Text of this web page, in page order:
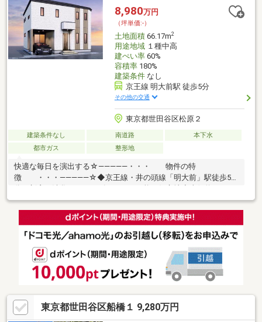
入・住替え等について分かりやすく解説したガイドブックをご希
望者様に【無料プレゼント】～弊社ホームページ～
https://wallmate.co.jp/～
8,980万円
（坪単価:-）
土地面積66.17m2
用途地域１種中高
建ぺい率60%
容積率180%
建築条件なし
京王線 明大前駅 徒歩5分
その他の交通
東京都世田谷区松原２
建築条件なし 南道路
本下水
都市ガス
整形地
快適な毎日を演出する☆―――――・・・ 物件の特
徴 ・・・―――――☆◆京王線・井の頭線「明大前」駅徒歩5
南側約3.5m公道に面した南東角地！陽当り・通風ともに良好な開
放感◆第一種中高層住居専用地域の閑静な住宅街。周辺には教育
施設や生活利便施設が充実◇建築条件なしのためお好みのハウス
メーカーで建築可能まずは、現地をご案内させていただきます！
東京都世田谷区船橋１ 9,280万円